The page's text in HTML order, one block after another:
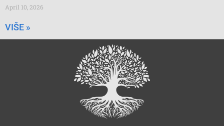
April 10, 2026
VIŠE »